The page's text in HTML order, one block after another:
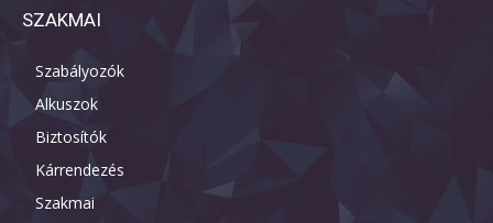
SZAKMAI
Szabályozók
Alkuszok
Biztosítók
Kárrendezés
Szakmai